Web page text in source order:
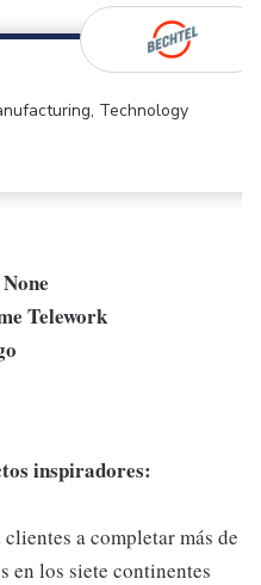
Technology
Telework
inspiradores:
a completar más de
en los siete continentes